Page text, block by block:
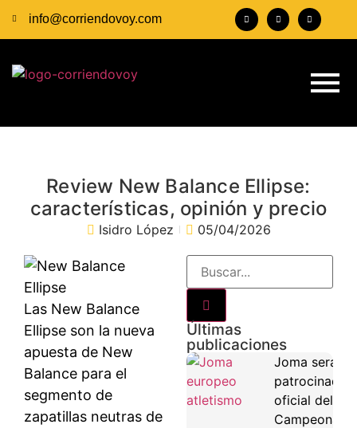
info@corriendovoy.com
Review New Balance Ellipse:
características, opinión y precio
Isidro López 05/04/2026
Las New Balance
Ellipse son la nueva
apuesta de New
Balance para el
segmento de
zapatillas neutras de
Últimas
publicaciones
Joma será
patrocinador
oficial del
Campeonato